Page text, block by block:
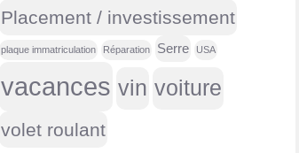
Placement / investissement
plaque immatriculation Réparation Serre USA
vacances vin voiture
volet roulant